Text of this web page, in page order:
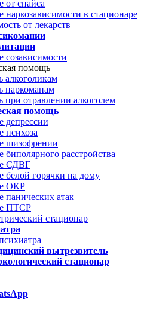
от спайса
наркозависимости в стационаре
от лекарств
созависимости
помощь
наркоманам
отравлении алкоголем
помощь
депрессии
психоза
шизофрении
биполярного расстройства
СДВГ
белой горячки на дому
ОКР
панических атак
ПТСР
стационар
вытрезвитель
стационар